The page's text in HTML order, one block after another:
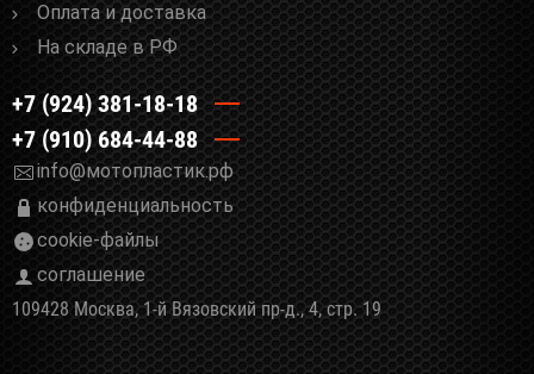
Оплата и доставка
На складе в РФ
+7 (924) 381-18-18
+7 (910) 684-44-88
info@мотопластик.рф
конфиденциальность
cookie-файлы
соглашение
109428 Москва, 1-й Вязовский пр-д., 4, стр. 19